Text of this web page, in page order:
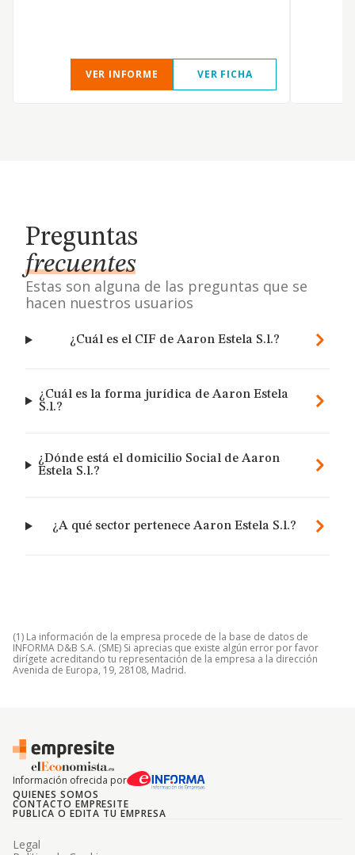
VER INFORME VER FICHA
Preguntas
frecuentes
Estas son alguna de las preguntas que se
hacen nuestros usuarios
¿Cuál es el CIF de Aaron Estela S.l.?
¿Cuál es la forma jurídica de Aaron Estela
S.l.?
¿Dónde está el domicilio Social de Aaron
Estela S.l.?
¿A qué sector pertenece Aaron Estela S.l.?
(1) La información de la empresa procede de la base de datos de
INFORMA D&B S.A. (SME) Si aprecias que existe algún error por favor
dirígete acreditando tu representación de la empresa a la dirección
Avenida de Europa, 19, 28108, Madrid.
Información ofrecida por
QUIENES SOMOS
CONTACTO EMPRESITE
PUBLICA O EDITA TU EMPRESA
Legal